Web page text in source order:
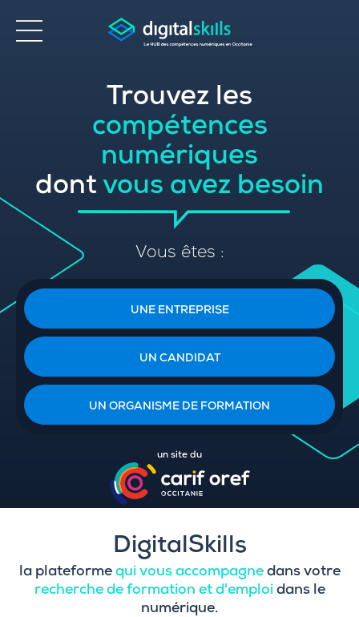
Trouvez les
compétences
numériques
dont vous avez besoin
Vous êtes :
UNE ENTREPRISE
UN CANDIDAT
UN ORGANISME DE FORMATION
un site du
DigitalSkills
la plateforme qui vous accompagnedans votre
recherche de formation et d'emploi dans le
numérique.